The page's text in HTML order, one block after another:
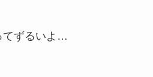
てずるいよ…